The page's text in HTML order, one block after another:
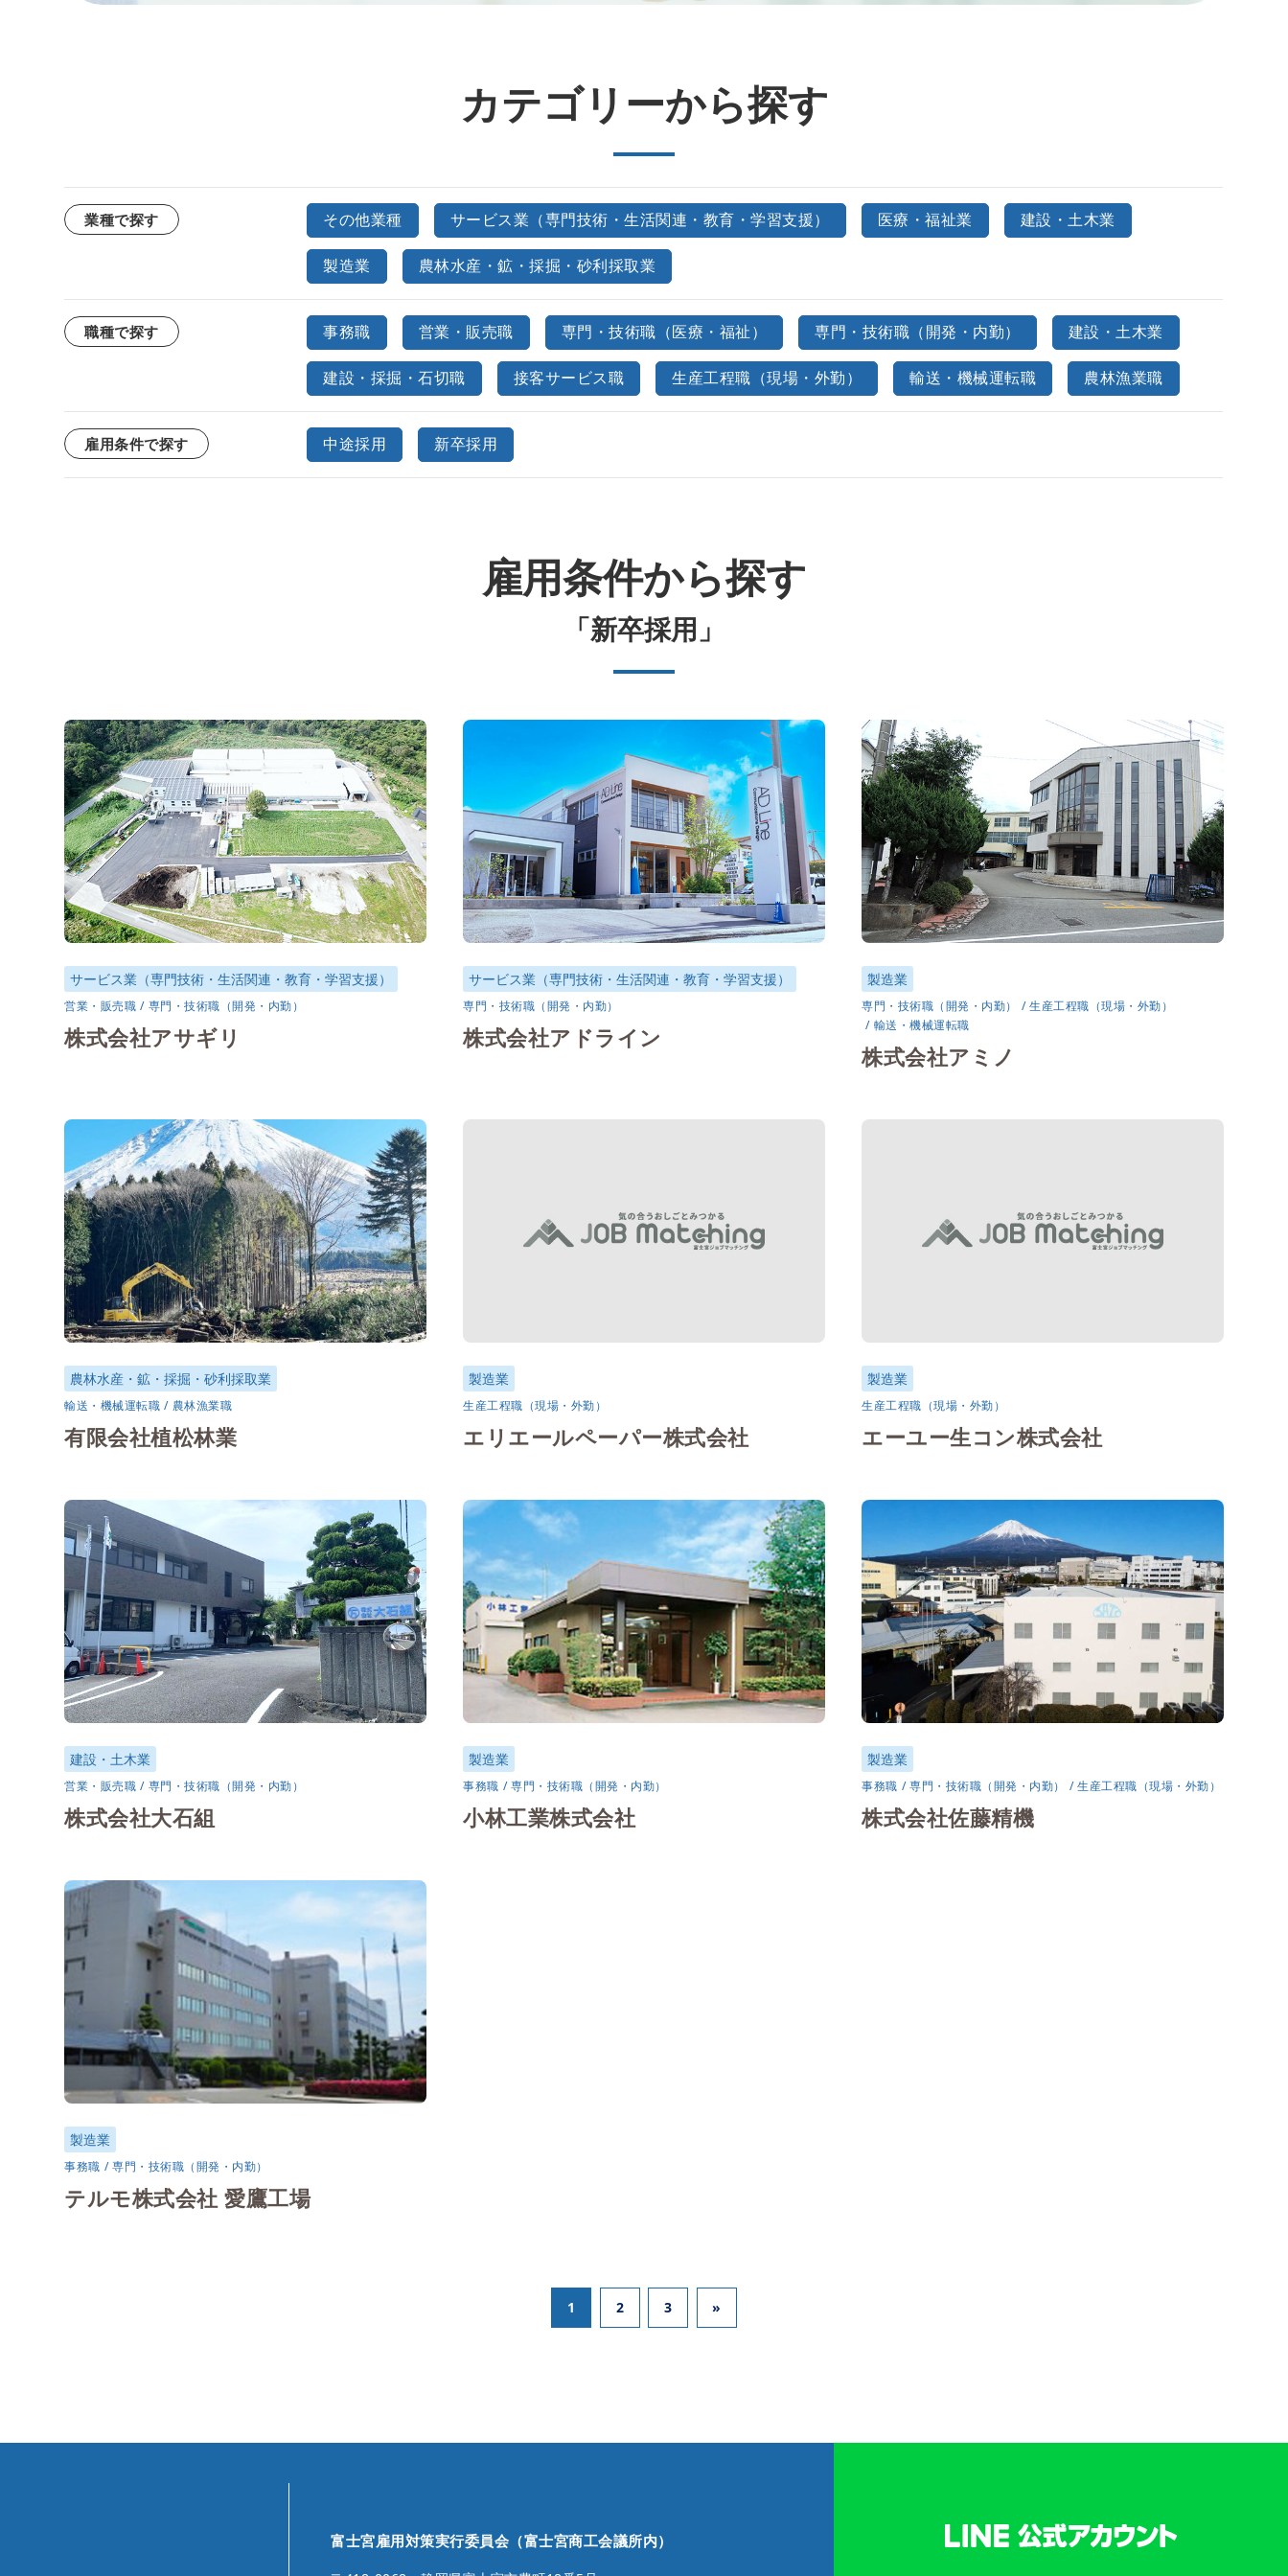
カテゴリーから探す
業種で探す その他業種 サービス業（専門技術・生活関連・教育・学習支援） 医療・福祉業 建設・土木業
製造業 農林水産・鉱・採掘・砂利採取業
職種で探す 事務職 営業・販売職 専門・技術職（医療・福祉） 専門・技術職（開発・内勤） 建設・土木業
建設・採掘・石切職 接客サービス職 生産工程職（現場・外勤） 輸送・機械運転職 農林漁業職
雇用条件で探す 中途採用 新卒採用
雇用条件から探す
「新卒採用」
サービス業（専門技術・生活関連・教育・学習支援）
営業・販売職 専門・技術職（開発・内勤）
株式会社アサギリ
サービス業（専門技術・生活関連・教育・学習支援）
専門・技術職（開発・内勤）
株式会社アドライン
製造業
専門・技術職（開発・内勤）
生産工程職（現場・外勤）
輸送・機械運転職
株式会社アミノ
農林水産・鉱・採掘・砂利採取業
輸送・機械運転職 農林漁業職
有限会社植松林業
製造業
生産工程職（現場・外勤）
エリエールペーパー株式会社
製造業
生産工程職（現場・外勤）
エーユー生コン株式会社
建設・土木業
営業・販売職 専門・技術職（開発・内勤）
株式会社大石組
製造業
事務職 専門・技術職（開発・内勤）
小林工業株式会社
製造業
事務職 専門・技術職（開発・内勤） 生産工程職（現場・外勤）
株式会社佐藤精機
製造業
事務職 専門・技術職（開発・内勤）
テルモ株式会社 愛鷹工場
1 2 3 »
富士宮雇用対策実行委員会 （富士宮商工会議所内）